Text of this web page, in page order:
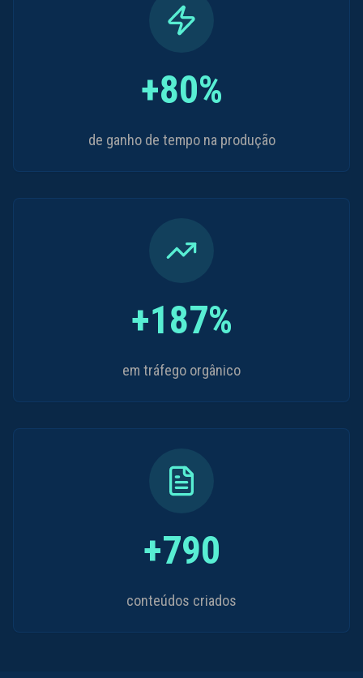
+80%
de ganho de tempo na produção
+187%
em tráfego orgânico
+790
conteúdos criados